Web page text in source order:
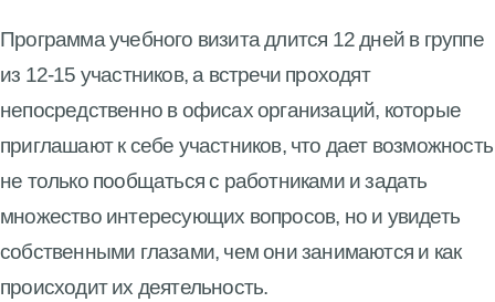
Программа учебного визита длится 12 дней в группе
из 12-15 участников, а встречи проходят
непосредственно в офисах организаций, которые
приглашают к себе участников, что дает возможность
не только пообщаться с работниками и задать
множество интересующих вопросов, но и увидеть
собственными глазами, чем они занимаются и как
происходит их деятельность.